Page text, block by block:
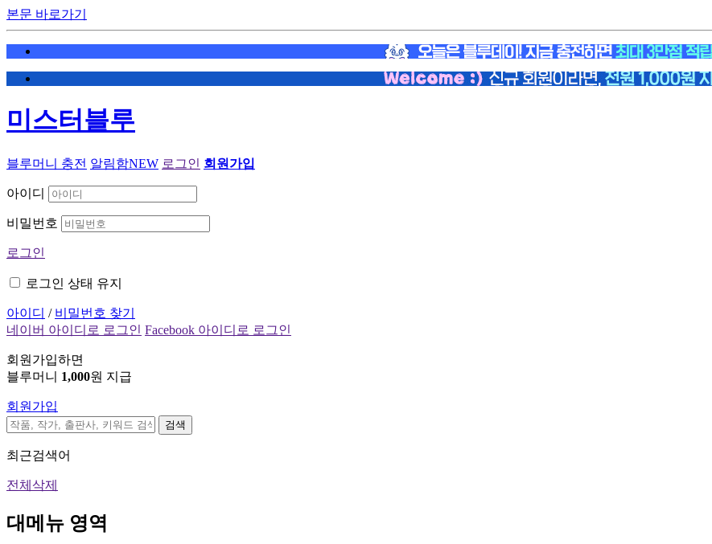
본문 바로가기
미스터블루
블루머니 충전 알림함NEW 로그인 회원가입
아이디
비밀번호
로그인
로그인 상태 유지
아이디 / 비밀번호 찾기
네이버 아이디로 로그인 Facebook 아이디로 로그인
회원가입하면
블루머니 1,000원 지급
회원가입
검색
최근검색어
전체삭제
대메뉴 영역